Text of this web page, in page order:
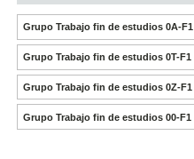
Grupo Trabajo fin de estudios 0A-F1
Grupo Trabajo fin de estudios 0T-F1
Grupo Trabajo fin de estudios 0Z-F1
Grupo Trabajo fin de estudios 00-F1